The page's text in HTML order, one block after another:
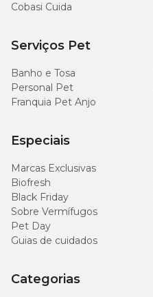
Cobasi Cuida
Serviços Pet
Banho e Tosa
Personal Pet
Franquia Pet Anjo
Especiais
Marcas Exclusivas
Biofresh
Black Friday
Sobre Vermífugos
Pet Day
Guias de cuidados
Categorias